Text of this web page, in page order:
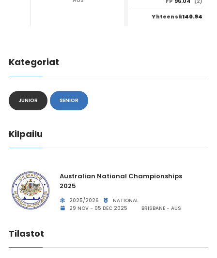
Yhteensä140.94
Kategoriat
JUNIOR SENIOR
Kilpailu
Australian National Championships
2025
2025/2026
NATIONAL
29 NOV - 05 DEC 2025
BRISBANE - AUS
Tilastot